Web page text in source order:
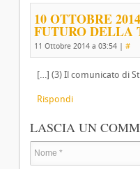
10 OTTOBRE
FUTURO DELLA
11 Ottobre 2014 a 03:54 | #
[…] (3) Il comunicato di
Rispondi
LASCIA UN